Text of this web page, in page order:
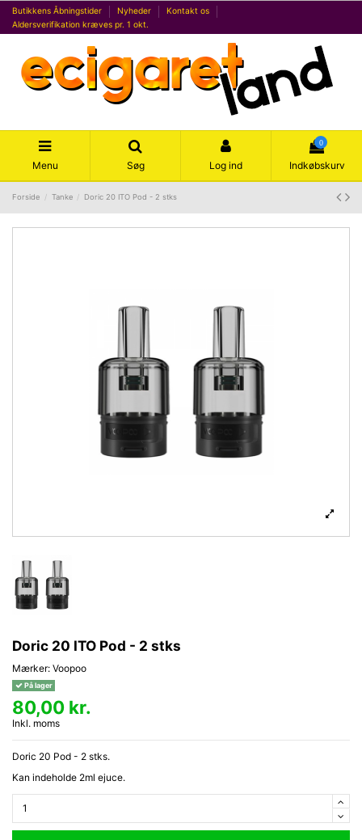
Butikkens Åbningstider Nyheder
Kontakt os
Aldersverifikation kræves pr. 1 okt.
Menu Søg Log ind
0
Indkøbskurv
Forside Tanke Doric 20 ITO Pod - 2 stks
Doric 20 ITO Pod - 2 stks
Mærker: Voopoo
På lager
80,00 kr.
Inkl. moms
Doric 20 Pod - 2 stks.
Kan indeholde 2ml ejuce.